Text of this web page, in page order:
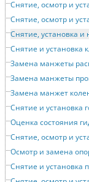
Снятие и установка
Замена манжеты
Замена манжеты
Замена манжет
Снятие и установка
Снятие, осмотр и
Осмотр и замена
Снятие и установка